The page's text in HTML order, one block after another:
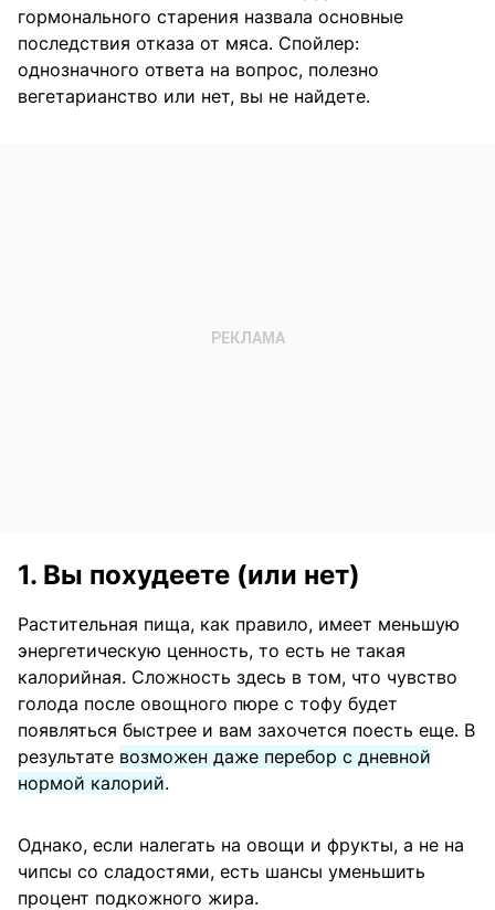
гормонального старения назвала основные
последствия отказа от мяса. Спойлер:
однозначного ответа на вопрос, полезно
вегетарианство или нет, вы не найдете.
1. Вы похудеете (или нет)
Растительная пища, как правило, имеет меньшую
энергетическую ценность, то есть не такая
калорийная. Сложность здесь в том, что чувство
голода после овощного пюре с тофу будет
появляться быстрее и вам захочется поесть еще. В
результате возможен даже перебор с дневной
нормой калорий.
Однако, если налегать на овощи и фрукты, а не на
чипсы со сладостями, есть шансы уменьшить
процент подкожного жира.